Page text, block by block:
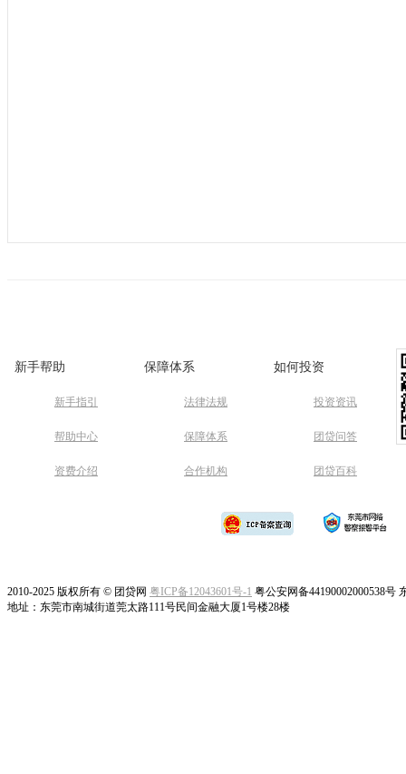
新手帮助
新手指引
帮助中心
资费介绍
保障体系
法律法规
保障体系
合作机构
如何投资
投资资讯
团贷问答
团贷百科
2010-2025 版权所有 © 团贷网 粤ICP备12043601号-1 粤公安网备44190002000538号
地址：东莞市南城街道莞太路111号民间金融大厦1号楼28楼